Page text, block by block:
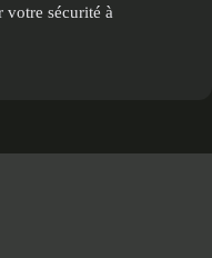
votre sécurité à